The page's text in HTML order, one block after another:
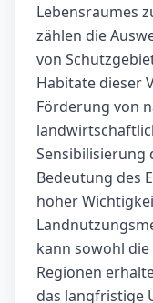
Lebensraumes
zählen die
von
Habitate dieser
Förderung von
Sensibilisierung
Bedeutung des
hoher
kann sowohl
Regionen
das langfristige